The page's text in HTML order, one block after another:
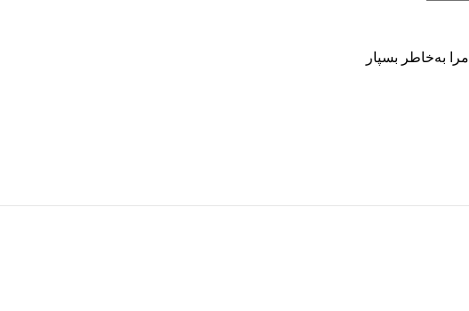
مرا به‌خاطر بسپار